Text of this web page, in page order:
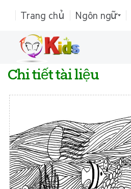
Trang chủ Ngôn ngữ
Chi tiết tài liệu